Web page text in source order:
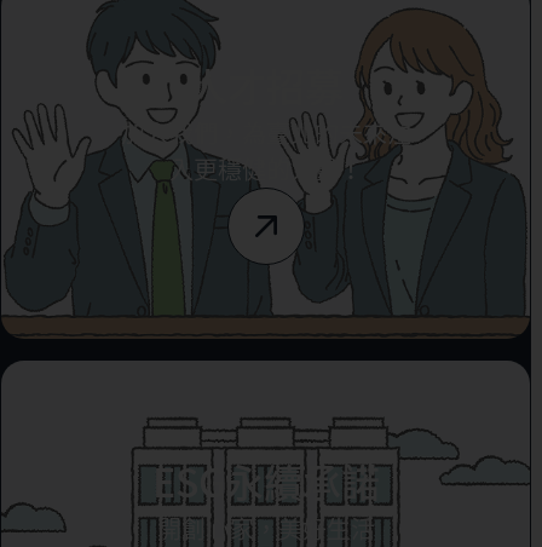
人才招募
加入我們，為臺北的未來注
入更穩健的力量！
ESG永續承諾
開創心家，美好生活